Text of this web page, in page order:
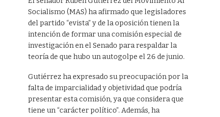
Socialismo (MAS) ha afirmado que legisladores
del partido “evista” y de la oposición tienen la
intención de formar una comisión especial de
investigación en el Senado para respaldar la
teoría de que hubo un autogolpe el 26 de junio.
Gutiérrez ha expresado su preocupación por la
falta de imparcialidad y objetividad que podría
presentar esta comisión, ya que considera que
tiene un “carácter político”. Además, ha